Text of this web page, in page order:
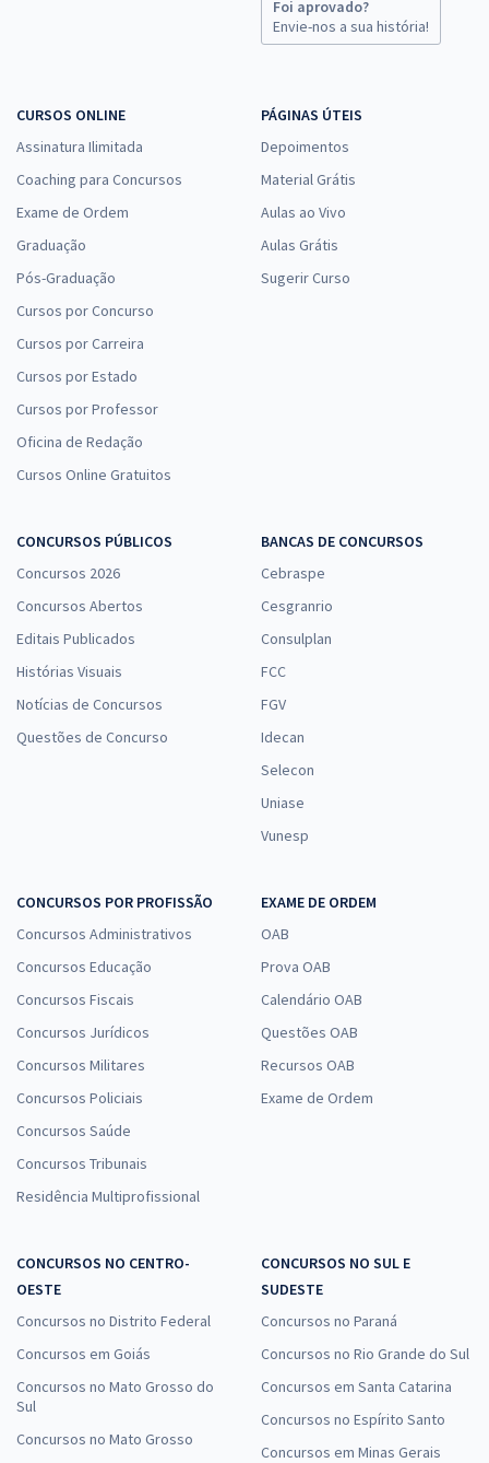
Foi aprovado?
Envie-nos a sua história!
CURSOS ONLINE
Assinatura Ilimitada
Coaching para Concursos
Exame de Ordem
Graduação
Pós-Graduação
Cursos por Concurso
Cursos por Carreira
Cursos por Estado
Cursos por Professor
Oficina de Redação
Cursos Online Gratuitos
PÁGINAS ÚTEIS
Depoimentos
Material Grátis
Aulas ao Vivo
Aulas Grátis
Sugerir Curso
CONCURSOS PÚBLICOS
Concursos 2026
Concursos Abertos
Editais Publicados
Histórias Visuais
Notícias de Concursos
Questões de Concurso
BANCAS DE CONCURSOS
Cebraspe
Cesgranrio
Consulplan
FCC
FGV
Idecan
Selecon
Uniase
Vunesp
CONCURSOS POR PROFISSÃO
Concursos Administrativos
Concursos Educação
Concursos Fiscais
Concursos Jurídicos
Concursos Militares
Concursos Policiais
Concursos Saúde
Concursos Tribunais
Residência Multiprofissional
EXAME DE ORDEM
OAB
Prova OAB
Calendário OAB
Questões OAB
Recursos OAB
Exame de Ordem
CONCURSOS NO CENTRO-
OESTE
Concursos no Distrito Federal
Concursos em Goiás
Concursos no Mato Grosso do
Sul
Concursos no Mato Grosso
CONCURSOS NO SUL E
SUDESTE
Concursos no Paraná
Concursos no Rio Grande do Sul
Concursos em Santa Catarina
Concursos no Espírito Santo
Concursos em Minas Gerais